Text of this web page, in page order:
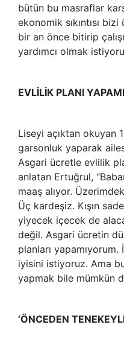
bütün bu masraflar
ekonomik sıkıntısı
bir an önce bitirip
yardımcı olmak
EVLİLİK PLANI
Liseyi açıktan okuyan
garsonluk yaparak
Asgari ücretle evlilik
anlatan Ertuğrul,
maaş alıyor.
Üç kardeşiz. Kışın
yiyecek içecek de
değil. Asgari ücretin
planları
iyisini istiyoruz. Ama
yapmak bile mümkün
‘ÖNCEDEN